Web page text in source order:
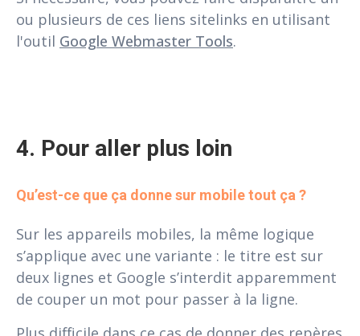
ou plusieurs de ces liens sitelinks en utilisant
l'outil Google Webmaster Tools.
4. Pour aller plus loin
Qu’est-ce que ça donne sur mobile tout ça ?
Sur les appareils mobiles, la même logique
s’applique avec une variante : le titre est sur
deux lignes et Google s’interdit apparemment
de couper un mot pour passer à la ligne.